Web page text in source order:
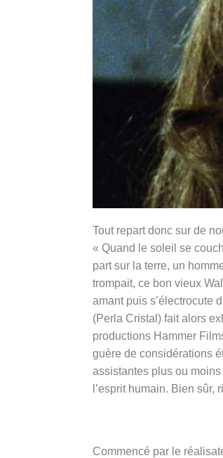
Tout repart donc sur de
« Quand le soleil se
part sur la terre, un
trompait, ce bon vieux
amant puis s’électrocute
(Perla Cristal) fait alors
productions Hammer
guère de considérations
assistantes plus ou
l’esprit humain. Bien
Commencé par le